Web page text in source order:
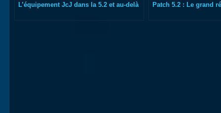
L’équipement JcJ dans la 5.2 et au-delà Patch 5.2 : Le grand